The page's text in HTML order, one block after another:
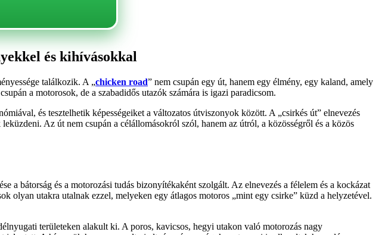
és kihívásokkal
találkozik. A „chicken road” nem csupán egy út, hanem egy élmény, egy kaland, amely
a motorosok, de a szabadidős utazók számára is igazi paradicsom.
és tesztelhetik képességeiket a változatos útviszonyok között. A „csirkés út” elnevezés
Az út nem csupán a célállomásokról szól, hanem az útról, a közösségről és a közös
a bátorság és a motorozási tudás bizonyítékaként szolgált. Az elnevezés a félelem és a kockázat
olyan utakra utalnak ezzel, melyeken egy átlagos motoros „mint egy csirke” küzd a helyzetével.
területeken alakult ki. A poros, kavicsos, hegyi utakon való motorozás nagy